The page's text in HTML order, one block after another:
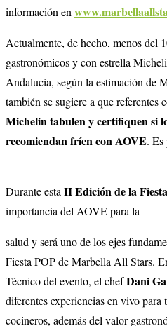
información en
Actualmente, de hecho, menos del
gastronómicos y con estrella
Andalucía, según la estimación de
también se sugiere a que referentes
Michelin tabulen y certifiquen si
recomiendan fríen con AOVE. Es
Durante estaII Edición de la
importancia del AOVE para la
salud y será uno de los ejes
Fiesta POP de Marbella All Stars.
Técnico del evento, el chefDani
diferentes experiencias en vivo para
cocineros, además del valor